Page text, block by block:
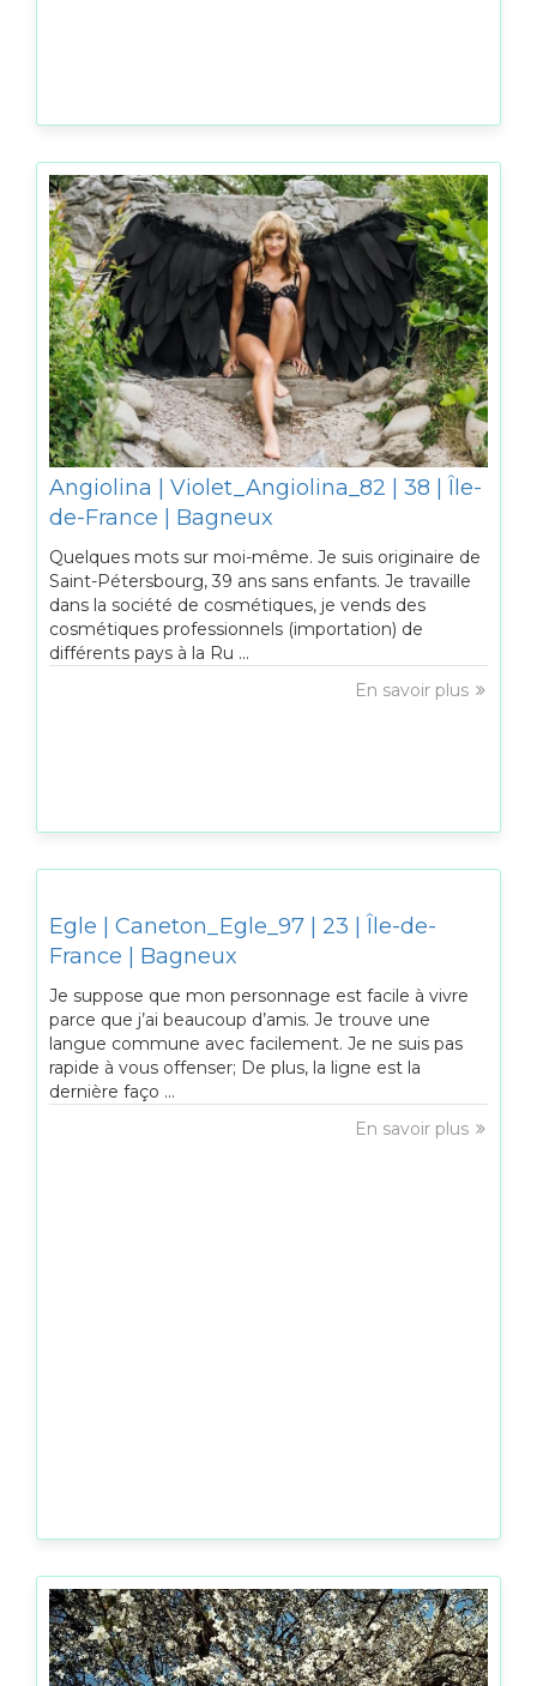
Angiolina | Violet_Angiolina_82 | 38 | Île-
de-France | Bagneux
Quelques mots sur moi-même. Je suis originaire de
Saint-Pétersbourg, 39 ans sans enfants. Je travaille
dans la société de cosmétiques, je vends des
cosmétiques professionnels (importation) de
différents pays à la Ru ...
En savoir plus
Egle | Caneton_Egle_97 | 23 | Île-de-
France | Bagneux
Je suppose que mon personnage est facile à vivre
parce que j’ai beaucoup d’amis. Je trouve une
langue commune avec facilement. Je ne suis pas
rapide à vous offenser; De plus, la ligne est la
dernière faço ...
En savoir plus